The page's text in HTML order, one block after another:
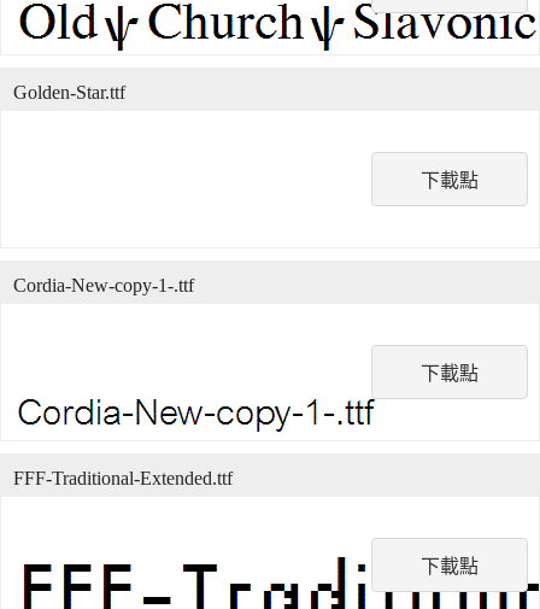
下載點
Golden-Star.ttf
下載點
Cordia-New-copy-1-.ttf
下載點
FFF-Traditional-Extended.ttf